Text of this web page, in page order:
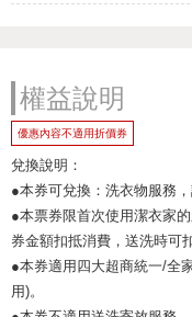
權益說明
優惠內容不適用折價券
兌換說明：
●本券可兌換：洗衣物服務，
●本票券限首次使用潔衣家
券金額扣抵消費，送洗時可
●本券適用四大超商統一/全
用)。